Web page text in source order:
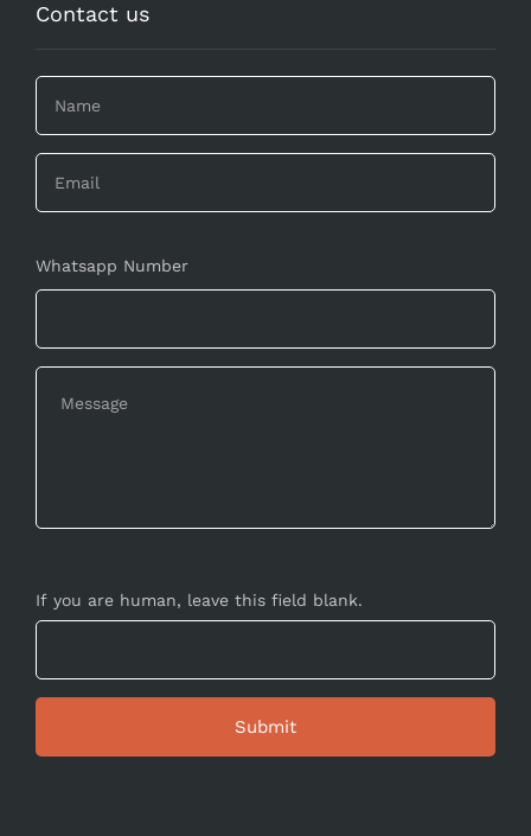
Contact us
Whatsapp Number
If you are human, leave this field blank.